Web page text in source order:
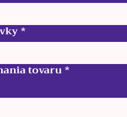
*
tovaru *